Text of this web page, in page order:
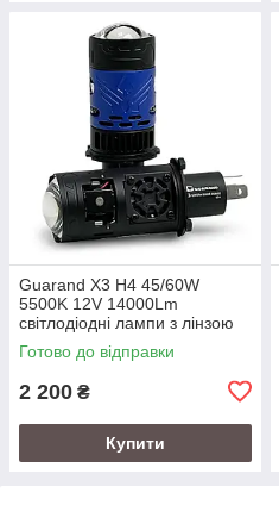
Guarand X3 H4 45/60W
5500K 12V 14000Lm
світлодіодні лампи з лінзою
Готово до відправки
2 200 ₴
Купити